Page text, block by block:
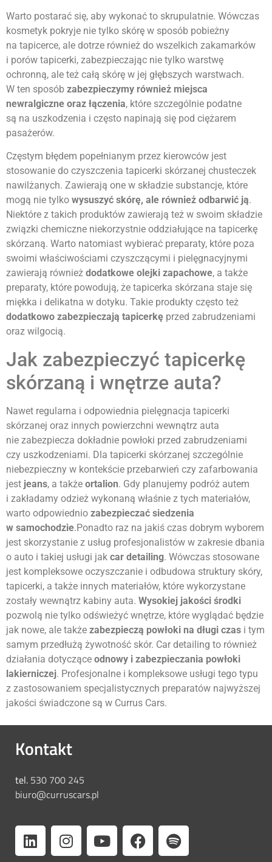
Warto postarać się, aby wykonać to skrupulatnie. Wówczas
kosmetyk pokryje nie tylko skórę w sposób pobieżny
na tapicerce, ale dotrze również do wszelkich zakamarków
i porów tapicerki, zabezpieczając nie tylko warstwę
ochronną, ale też całą skórę w jej głębszych warstwach.
W ten sposób zabezpieczymy również miejsca
newralgiczne oraz łączenia, które szczególnie podatne
są na uszkodzenia i często napinają się pod ciężarem
pasażerów.
Częstym błędem popełnianym przez kierowców jest
stosowanie do czyszczenia tapicerki skórzanej chusteczek
nawilżanych. Zawierają one w składzie substancje, które
mogą nie tylko wysuszyć skórę, ale również odbarwić ją.
Niektóre z takich produktów zawierają też w swoim składzie
związki chemiczne niekorzystnie oddziałujące na tapicerkę
skórzaną. Warto natomiast wybierać preparaty, które poza
swoimi właściwościami czyszczącymi i pielęgnacyjnymi
zawierają również dodatkowe olejki zapachowe, a także
preparaty, które powodują, że tapicerka skórzana staje się
miękka i delikatna w dotyku. Takie produkty często też
dodatkowo zabezpieczają tapicerkę przed zabrudzeniami
oraz wilgocią.
Jak zabezpieczyć tapicerkę
skórzaną i wnętrze auta?
Nawet regularna i odpowiednia pielęgnacja tapicerki
skórzanej oraz innych powierzchni wewnątrz auta
nie zabezpiecza dokładnie powłoki przed zabrudzeniami
czy uszkodzeniami. Dla tapicerki skórzanej szczególnie
niebezpieczny w kontekście przebarwień czy zafarbowania
jest jeans, a także ortalion. Gdy planujemy podróż autem
i zakładamy odzież wykonaną właśnie z tych materiałów,
warto odpowiednio zabezpieczać siedzenia
w samochodzie.Ponadto raz na jakiś czas dobrym wyborem
jest skorzystanie z usług profesjonalistów w zakresie dbania
o auto i takiej usługi jak car detailing. Wówczas stosowane
jest kompleksowe oczyszczanie i odbudowa struktury skóry,
tapicerki, a także innych materiałów, które wykorzystane
zostały wewnątrz kabiny auta. Wysokiej jakości środki
pozwolą nie tylko odświeżyć wnętrze, które wyglądać będzie
jak nowe, ale także zabezpieczą powłoki na długi czas i tym
samym przedłużą żywotność skór. Car detailing to również
działania dotyczące odnowy i zabezpieczania powłoki
lakierniczej. Profesjonalne i kompleksowe usługi tego typu
z zastosowaniem specjalistycznych preparatów najwyższej
jakości świadczone są w Currus Cars.
Kontakt
tel. 530 700 245
biuro@curruscars.pl